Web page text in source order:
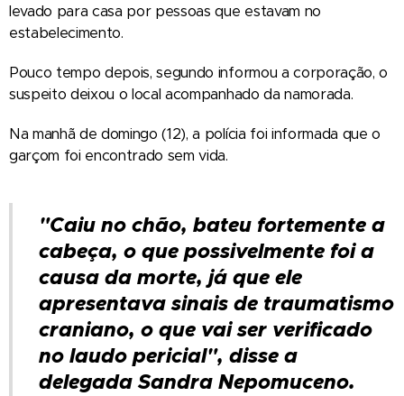
levado para casa por pessoas que estavam no
estabelecimento.
Pouco tempo depois, segundo informou a corporação, o
suspeito deixou o local acompanhado da namorada.
Na manhã de domingo (12), a polícia foi informada que o
garçom foi encontrado sem vida.
"Caiu no chão, bateu fortemente a
cabeça, o que possivelmente foi a
causa da morte, já que ele
apresentava sinais de traumatismo
craniano, o que vai ser verificado
no laudo pericial", disse a
delegada Sandra Nepomuceno.